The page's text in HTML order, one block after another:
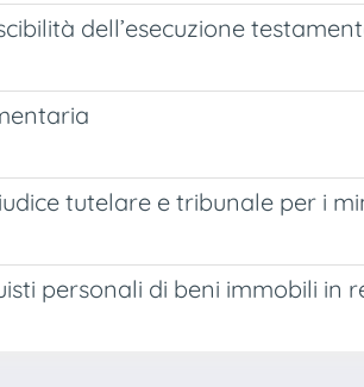
dell’esecuzione
tutelare e tribunale per i
personali di beni immobili in